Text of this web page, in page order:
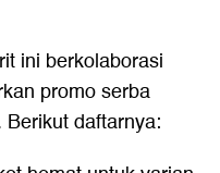
ini berkolaborasi
promo serba
daftarnya: